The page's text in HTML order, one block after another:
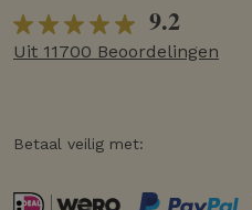
9.2
Uit 11700 Beoordelingen
Betaal veilig met: